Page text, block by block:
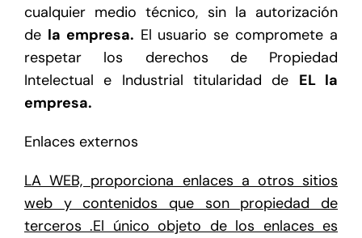
cualquier medio técnico, sin la autorización
de la empresa. El usuario se compromete a
respetar los derechos de Propiedad
Intelectual e Industrial titularidad de EL la
empresa.
Enlaces externos
LA WEB, proporciona enlaces a otros sitios
web y contenidos que son propiedad de
terceros .El único objeto de los enlaces es